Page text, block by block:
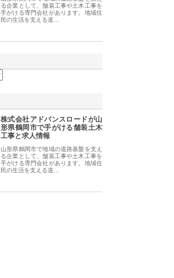
る企業として、舗装工事や土木工事を
手がける専門会社があります。地域住
民の生活を支える道…
株式会社アドバンスロードが山
形県鶴岡市で手がける舗装土木
工事と求人情報
山形県鶴岡市で地域の道路基盤を支え
る企業として、舗装工事や土木工事を
手がける専門会社があります。地域住
民の生活を支える道…